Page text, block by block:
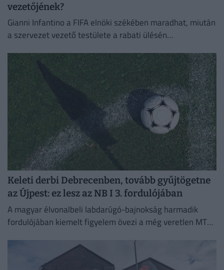
vezetőjének?
Gianni Infantino a FIFA elnöki székében maradhat, miután
a szervezet vezető testülete a rabati ülésén
Keleti derbi Debrecenben, tovább gyűjtögetne
az Újpest: ez lesz az NB I 3. fordulójában
A magyar élvonalbeli labdarúgó-bajnokság harmadik
fordulójában kiemelt figyelem övezi a még veretlen MTK